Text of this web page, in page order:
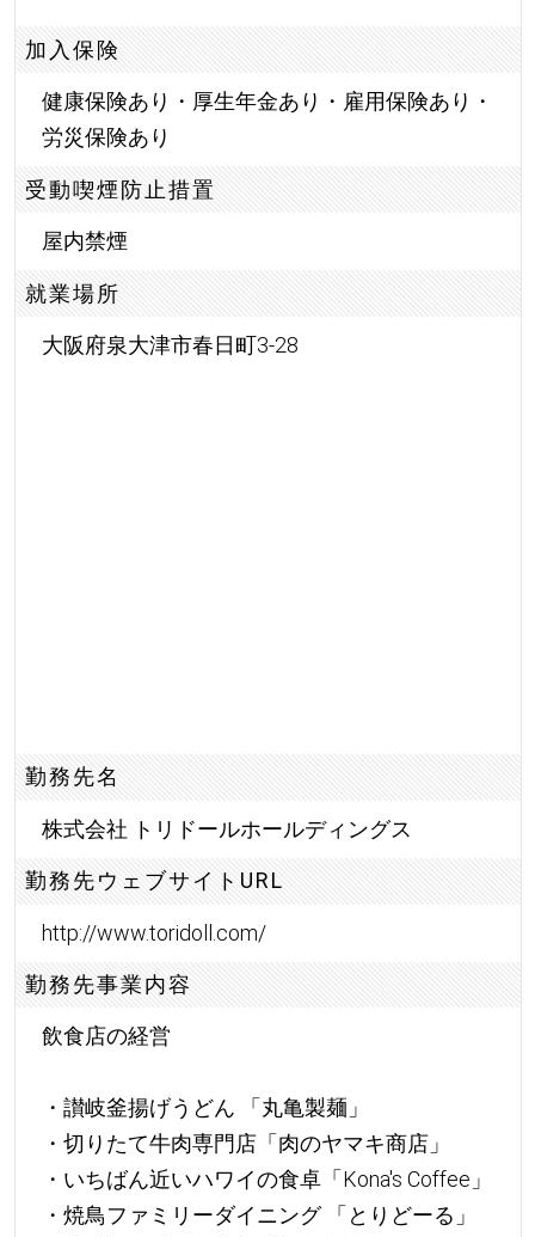
加入保険
健康保険あり・厚生年金あり・雇用保険あり・
労災保険あり
受動喫煙防止措置
屋内禁煙
就業場所
大阪府泉大津市春日町3-28
勤務先名
株式会社 トリドールホールディングス
勤務先ウェブサイトURL
http://www.toridoll.com/
勤務先事業内容
飲食店の経営
・讃岐釜揚げうどん 「丸亀製麺」
・切りたて牛肉専門店「肉のヤマキ商店」
・いちばん近いハワイの食卓「Kona's Coffee」
・焼鳥ファミリーダイニング 「とりどーる」